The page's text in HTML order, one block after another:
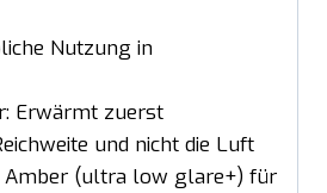
Nutzung in
Erwärmt zuerst
und nicht die Luft
Amber (ultra low glare+) für